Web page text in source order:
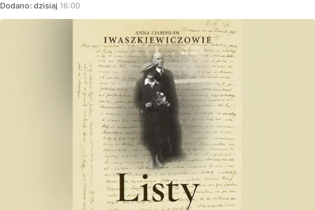
Dodano: dzisiaj 16:00